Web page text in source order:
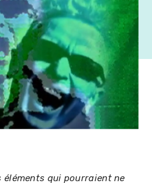
qui pourraient ne